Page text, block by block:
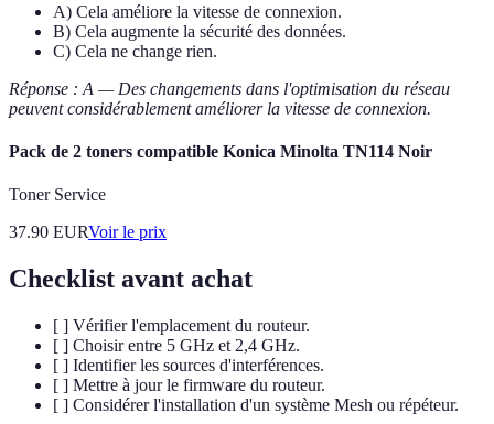
A) Cela améliore la vitesse de connexion.
B) Cela augmente la sécurité des données.
C) Cela ne change rien.
Réponse : A — Des changements dans l'optimisation du réseau
peuvent considérablement améliorer la vitesse de connexion.
Pack de 2 toners compatible Konica Minolta TN114 Noir
Toner Service
37.90 EURVoir le prix
Checklist avant achat
[ ] Vérifier l'emplacement du routeur.
[ ] Choisir entre 5 GHz et 2,4 GHz.
[ ] Identifier les sources d'interférences.
[ ] Mettre à jour le firmware du routeur.
[ ] Considérer l'installation d'un système Mesh ou répéteur.